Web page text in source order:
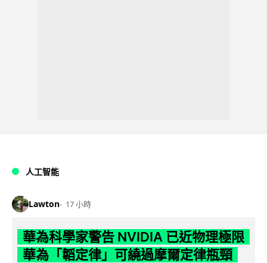
人工智能
Lawton 17 小時
華為科學家警告 NVIDIA 已近物理極限
華為「韜定律」可繞過摩爾定律瓶頸